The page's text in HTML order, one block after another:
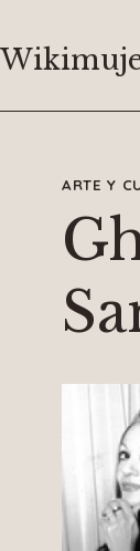
al
ARTE Y